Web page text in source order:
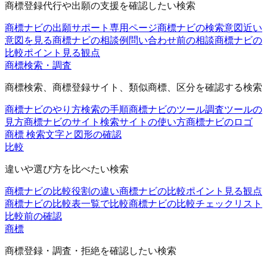
商標登録代行や出願の支援を確認したい検索
商標ナビの出願サポート 専用ページ商標ナビの検索意図近い
意図を見る商標ナビの相談例 問い合わせ前の相談商標ナビの
比較ポイント 見る観点
商標検索・調査
商標検索、商標登録サイト、類似商標、区分を確認する検索
商標ナビのやり方検索の手順商標ナビのツール調査ツールの
見方商標ナビのサイト 検索サイトの使い方商標ナビのロゴ
商標 検索文字と図形の確認
比較
違いや選び方を比べたい検索
商標ナビの比較役割の違い商標ナビの比較ポイント 見る観点
商標ナビの比較表一覧で比較商標ナビの比較チェックリスト
比較前の確認
商標
商標登録・調査・拒絶を確認したい検索